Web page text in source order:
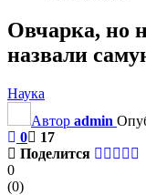
Овчарка, но
назвали
Наука
Автор admin
0
17
Поделится
0
(0)